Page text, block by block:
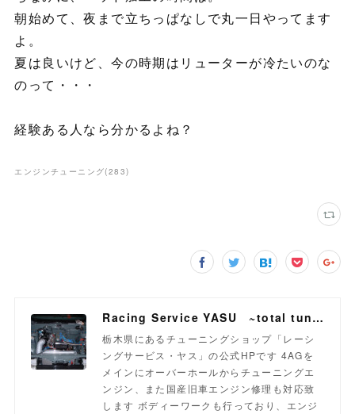
朝始めて、夜まで立ちっぱなしで丸一日やってます
よ。
夏は良いけど、今の時期はリューターが冷たいのな
のって・・・
経験ある人なら分かるよね？
エンジンチューニング(283)
Racing Service YASU ~total tuning proshop~
栃木県にあるチューニングショップ「レーシ
ングサービス・ヤス」の公式HPです 4AGを
メインにオーバーホールからチューニングエ
ンジン、また国産旧車エンジン修理も対応致
します ボディーワークも行っており、エンジ